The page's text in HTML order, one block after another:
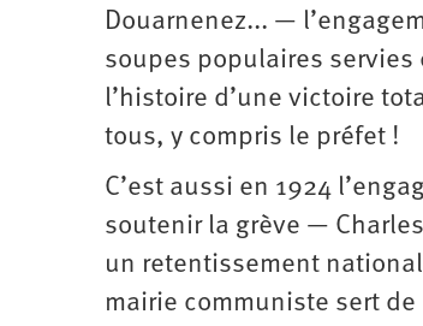
Douarnenez... —
soupes populaires servies
l’histoire d’une victoire
tous, y compris le préfet !
C’est aussi en 1924
soutenir la grève —
un retentissement
mairie communiste sert de